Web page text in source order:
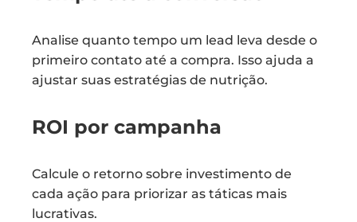
Analise quanto tempo um lead leva desde o
primeiro contato até a compra. Isso ajuda a
ajustar suas estratégias de nutrição.
ROI por campanha
Calcule o retorno sobre investimento de
cada ação para priorizar as táticas mais
lucrativas.